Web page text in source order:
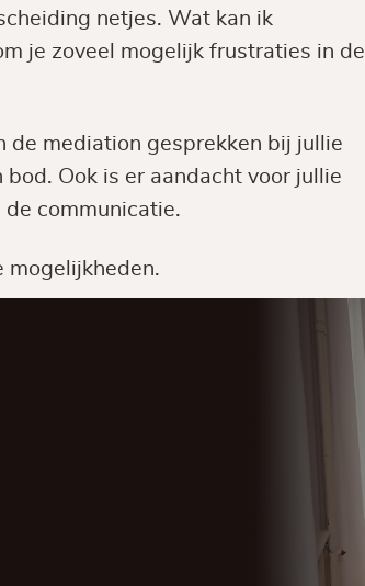
netjes. Wat kan ik
je zoveel mogelijk frustraties in de
de mediation gesprekken bij jullie
Ook is er aandacht voor jullie
communicatie.
mogelijkheden.